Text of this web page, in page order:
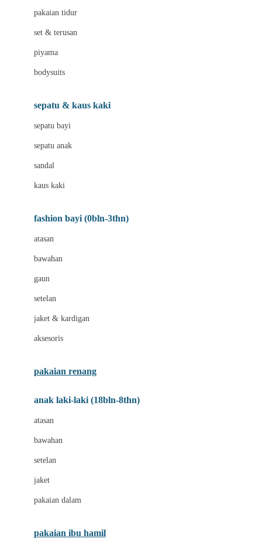
Beauty Barn
Bio Oil
Biolane
Bizzi Growin
Blooming Marvellous
Bravado
Buds Organics
Bugaboo
C
Cottonseeds
pakaian tidur
set & terusan
piyama
bodysuits
sepatu & kaus kaki
sepatu bayi
sepatu anak
sandal
kaus kaki
fashion bayi (0bln-3thn)
atasan
bawahan
gaun
setelan
jaket & kardigan
aksesoris
pakaian renang
anak laki-laki (18bln-8thn)
atasan
bawahan
setelan
jaket
pakaian dalam
pakaian ibu hamil